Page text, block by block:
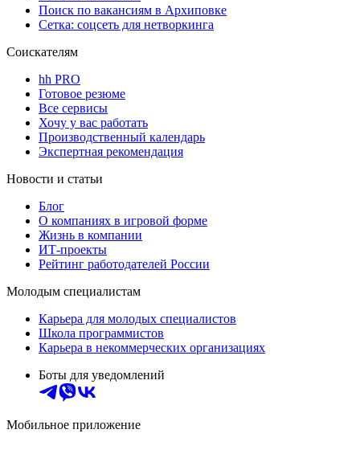
Поиск по вакансиям в Архиповке
Сетка: соцсеть для нетворкинга
Соискателям
hh PRO
Готовое резюме
Все сервисы
Хочу у вас работать
Производственный календарь
Экспертная рекомендация
Новости и статьи
Блог
О компаниях в игровой форме
Жизнь в компании
ИТ-проекты
Рейтинг работодателей России
Молодым специалистам
Карьера для молодых специалистов
Школа программистов
Карьера в некоммерческих организациях
Боты для уведомлений
Мобильное приложение